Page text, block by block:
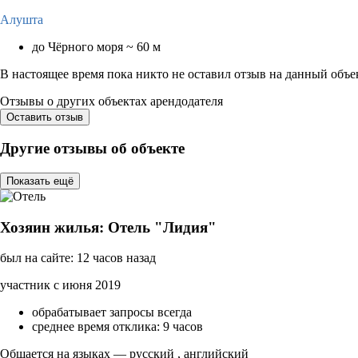
Алушта
до Чёрного моря ~ 60 м
В настоящее время пока никто не оставил отзыв на данный
Отзывы о других объектах арендодателя
Оставить отзыв
Другие отзывы об объекте
Показать ещё
Хозяин жилья: Отель "Лидия"
был на сайте: 12 часов назад
участник с июня 2019
обрабатывает запросы всегда
среднее время отклика: 9 часов
Общается на языках — русский , английский